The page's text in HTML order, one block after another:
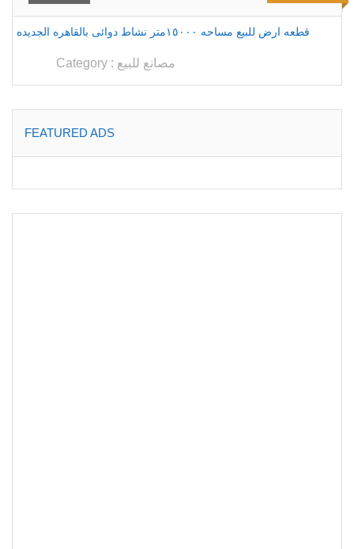
قطعه ارض للبيع مساحه ١٥٠٠٠متر نشاط دوائى بالقاهره الجديده
Category : مصانع للبيع
FEATURED ADS